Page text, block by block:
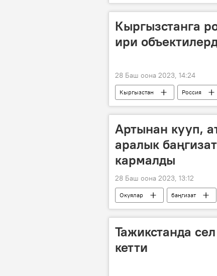
Россия
санкциялар
Кыргызстанга
ири
28 Баш оона 2023, 14:24
Кыргызстан Россия
Артынан кууп,
аралык
кармалды
28 Баш оона 2023, 13:12
Окуялар баңгизат
Кыргызстан
Тажикстанда
кетти